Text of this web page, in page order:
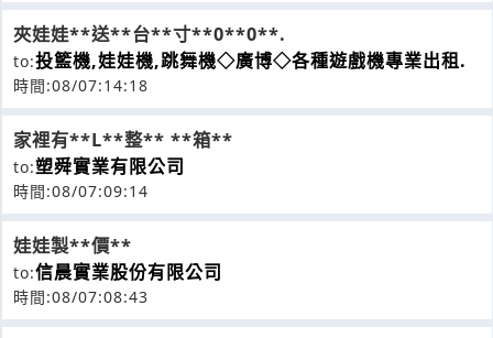
夾娃娃**送**台**寸**0**0**.
to:投籃機,娃娃機,跳舞機◇廣博◇各種遊戲機專業出租.
時間:08/07:14:18
家裡有**L**整** **箱**
to:塑舜實業有限公司
時間:08/07:09:14
娃娃製**價**
to:信晨實業股份有限公司
時間:08/07:08:43